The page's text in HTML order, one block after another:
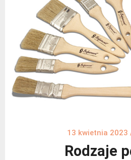
13 kwietnia 2023
Rodzaje